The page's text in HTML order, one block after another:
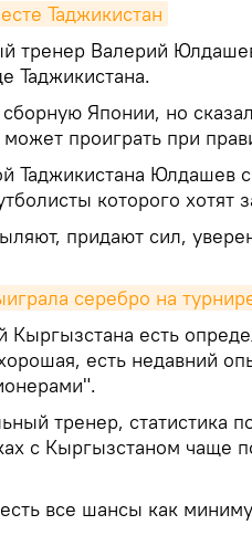
Таджикистан
тренер Валерий
Таджикистана.
Японии, но
проиграть при
Таджикистана Юлдашев
которого хотят
придают сил,
серебро на
Кыргызстана есть
есть недавний
тренер, статистика
с Кыргызстаном чаще
все шансы как